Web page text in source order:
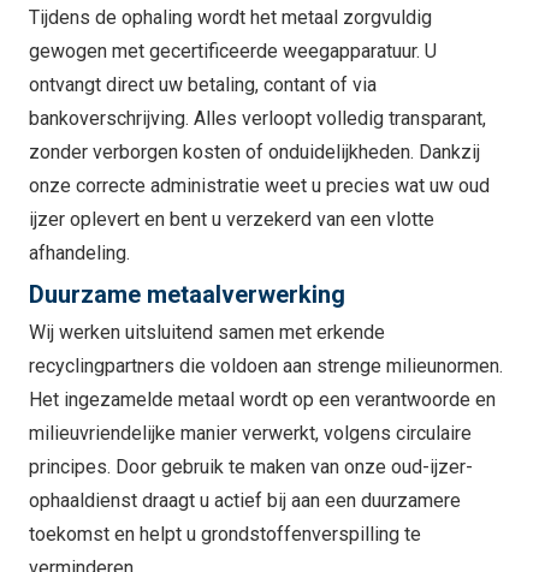
Tijdens de ophaling wordt het metaal zorgvuldig
gewogen met gecertificeerde weegapparatuur. U
ontvangt direct uw betaling, contant of via
bankoverschrijving. Alles verloopt volledig transparant,
zonder verborgen kosten of onduidelijkheden. Dankzij
onze correcte administratie weet u precies wat uw oud
ijzer oplevert en bent u verzekerd van een vlotte
afhandeling.
Duurzame metaalverwerking
Wij werken uitsluitend samen met erkende
recyclingpartners die voldoen aan strenge milieunormen.
Het ingezamelde metaal wordt op een verantwoorde en
milieuvriendelijke manier verwerkt, volgens circulaire
principes. Door gebruik te maken van onze oud-ijzer-
ophaaldienst draagt u actief bij aan een duurzamere
toekomst en helpt u grondstoffenverspilling te